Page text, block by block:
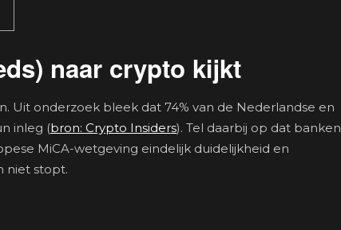
naar crypto kijkt
Uit onderzoek bleek dat 74% van de Nederlandse en
inleg (bron: Crypto Insiders). Tel daarbij op dat banken
MiCA-wetgeving eindelijk duidelijkheid en
niet stopt.